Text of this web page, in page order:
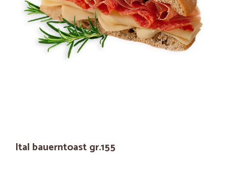
Ital bauerntoast gr.155